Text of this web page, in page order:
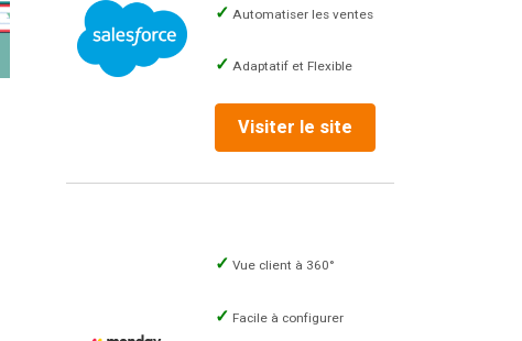
Automatiser les ventes
Adaptatif et Flexible
Visiter le site
Vue client à 360°
Facile à configurer